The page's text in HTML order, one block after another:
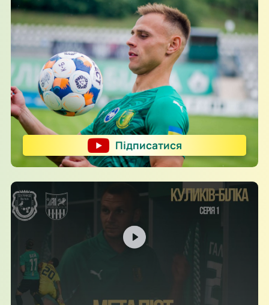
Підписатися